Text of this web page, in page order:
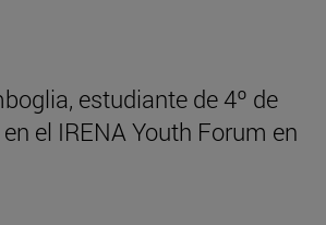
estudiante de 4º de
el IRENA Youth Forum en